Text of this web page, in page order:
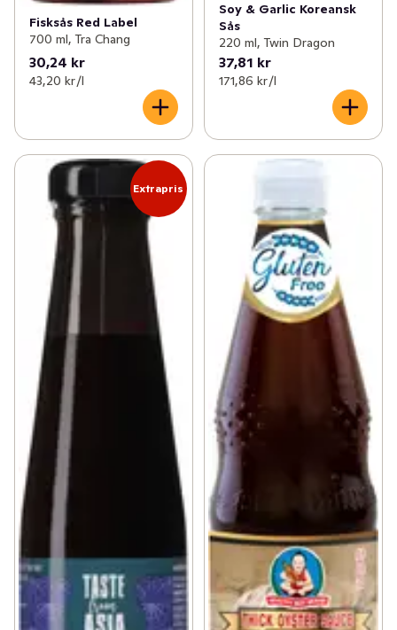
Fisksås Red Label
700 ml, Tra Chang
30,24 kr
43,20 kr /l
Soy & Garlic Koreansk
Sås
220 ml, Twin Dragon
37,81 kr
171,86 kr /l
Extrapris